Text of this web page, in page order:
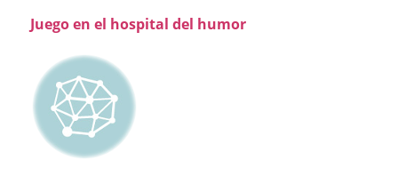
Juego en el hospital del humor